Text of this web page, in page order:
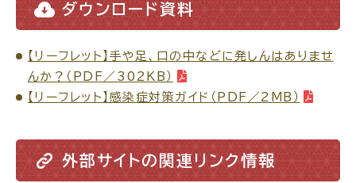
ライフライン
公共施設
ダウンロード資料
【リーフレット】手や足、口の中などに発しんはありませ
んか？（PDF／302KB）
【リーフレット】感染症対策ガイド（PDF／2MB）
外部サイトの関連リンク情報